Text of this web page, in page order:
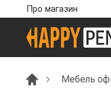
Про магазин
Мебель